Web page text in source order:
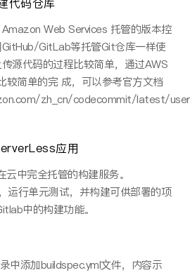
代码仓库
Web Services 托管的版本控
GitLab等托管Git仓库⼀样使
源代码的过程⽐较简单，通过AWS
较简单的完 成，可以参考官⽅文档
zh_cn/codecommit/latest/
应用
中完全托管的构建服务。
运⾏单元测试，并构建可供部署的项
中的构建功能。
中添加buildspec.yml⽂件，内容示